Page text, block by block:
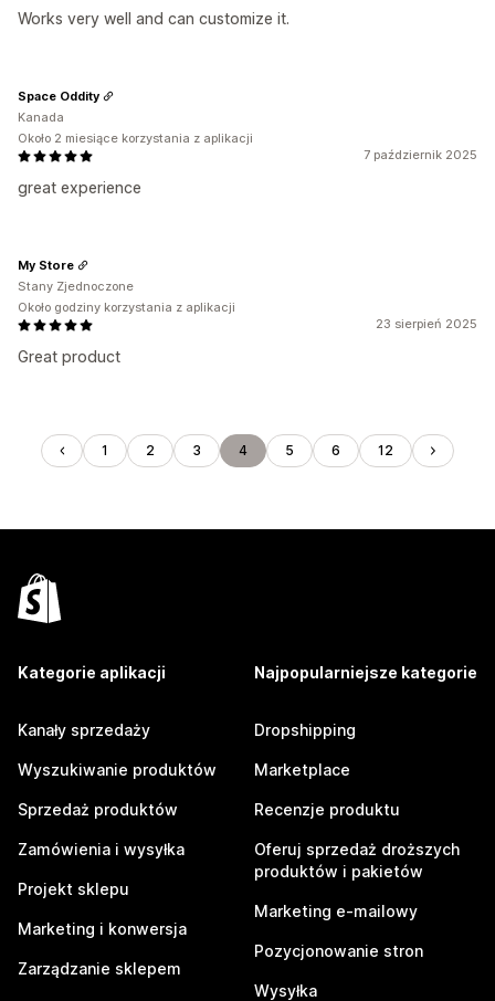
Works very well and can customize it.
7 październik 2025
great experience
Space Oddity
Kanada
Około 2 miesiące korzystania z aplikacji
23 sierpień 2025
Great product
My Store
Stany Zjednoczone
Około godziny korzystania z aplikacji
1 2 3 4 5 6 12
Kategorie aplikacji
Kanały sprzedaży
Wyszukiwanie produktów
Sprzedaż produktów
Zamówienia i wysyłka
Projekt sklepu
Marketing i konwersja
Zarządzanie sklepem
Najpopularniejsze kategorie
Dropshipping
Marketplace
Recenzje produktu
Oferuj sprzedaż droższych
produktów i pakietów
Marketing e-mailowy
Pozycjonowanie stron
Wysyłka